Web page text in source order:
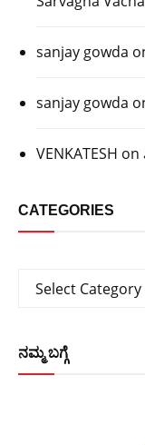
sanjay gowda
sanjay gowda
VENKATESH on
CATEGORIES
Categories
Select Category
ನಮ್ಮ ಬಗ್ಗೆ